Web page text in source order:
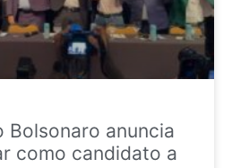
Bolsonaro anuncia
como candidato a